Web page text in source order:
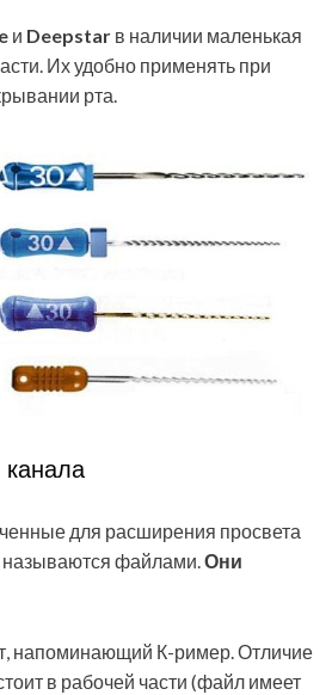
и Deepstar в наличии маленькая
Их удобно применять при
рта.
для расширения просвета
называются файлами. Они
напоминающий К-ример. Отличие
в рабочей части (файл имеет